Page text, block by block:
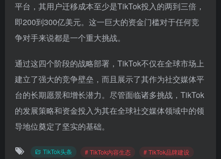
平台，其用户迁移成本至少是TikTok投入的两到三倍，
即200到300亿美元。这一巨大的资金门槛对于任何竞
争对手来说都是一个重大挑战。
通过这四个阶段的战略部署，TikTok不仅在全球市场上
建立了强大的竞争壁垒，而且展示了其作为社交媒体平
台的长期愿景和增长潜力。尽管面临诸多挑战，TikTok
的发展策略和资金投入为其在全球社交媒体领域中的领
导地位奠定了坚实的基础。
TikTok头条 # TikTok内容生态
# TikTok品牌建设